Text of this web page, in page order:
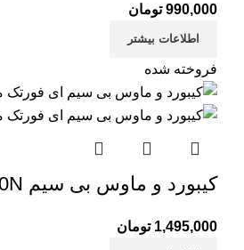
990,000 تومان
اطلاعات بیشتر
فروخته شده
کیبورد و ماوس بی سیم A4Tech 3330N
1,495,000 تومان